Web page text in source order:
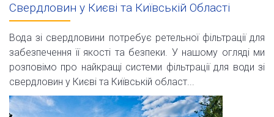
Свердловин у Києві та Київській Області
Вода зі свердловини потребує ретельної фільтрації для
забезпечення її якості та безпеки. У нашому огляді ми
розповімо про найкращі системи фільтрації для води зі
свердловин у Києві та Київській област...